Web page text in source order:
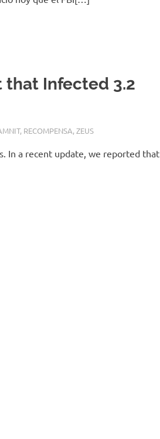
that Infected 3.2
, RECOMPENSA,ZEUS
In a recent update, we reported that